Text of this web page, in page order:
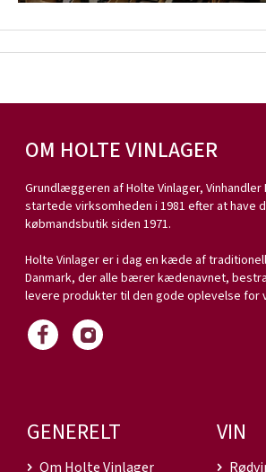
OM HOLTE VINLAGER
Grundlæggeren af Holte Vinlager, Vinhandler
startede virksomheden i 1981 efter at have
købmandsbutik siden 1971.
Holte Vinlager er i dag en kæde af
Danmark, der alle bærer kædenavnet,
levere produkter til den gode oplevelse for
GENERELT
Om Holte Vinlager
VIN